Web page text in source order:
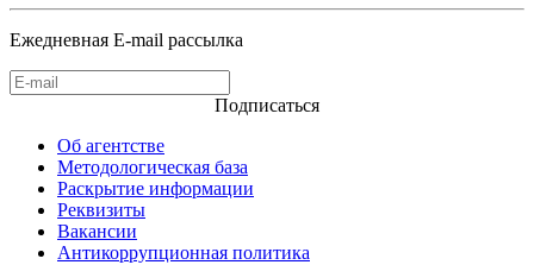
Ежедневная E-mail рассылка
Подписаться
Об агентстве
Методологическая база
Раскрытие информации
Реквизиты
Вакансии
Антикоррупционная политика